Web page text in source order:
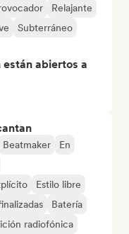
Relajante
Subterráneo
abiertos a
Beatmaker
En
Estilo libre
Batería
radiofónica